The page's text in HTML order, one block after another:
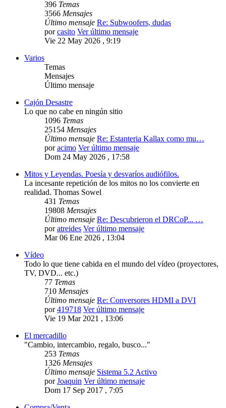
396 Temas
3566 Mensajes
Último mensaje Re: Subwoofers, dudas
porcasito Ver último mensaje
Vie 22 May 2026 , 9:19
Varios
Temas
Mensajes
Último mensaje
Cajón Desastre
Lo que no cabe en ningún sitio
1096 Temas
25154 Mensajes
Último mensaje Re: Estanteria Kallax como mu…
poracimo Ver último mensaje
Dom 24 May 2026 , 17:58
Mitos y Leyendas. Poesía y desvaríos audiófilos.
La incesante repetición de los mitos no los convierte en
realidad. Thomas Sowel
431 Temas
19808 Mensajes
Último mensaje Re: Descubrieron el DRCoP... …
poratreides Ver último mensaje
Mar 06 Ene 2026 , 13:04
Vídeo
Todo lo que tiene cabida en el mundo del vídeo (proyectores,
TV, DVD... etc.)
77 Temas
710 Mensajes
Último mensaje Re: Conversores HDMI a DVI
por419718 Ver último mensaje
Vie 19 Mar 2021 , 13:06
El mercadillo
"Cambio, intercambio, regalo, busco..."
253 Temas
1326 Mensajes
Último mensaje Sistema 5.2 Activo
porJoaquin Ver último mensaje
Dom 17 Sep 2017 , 7:05